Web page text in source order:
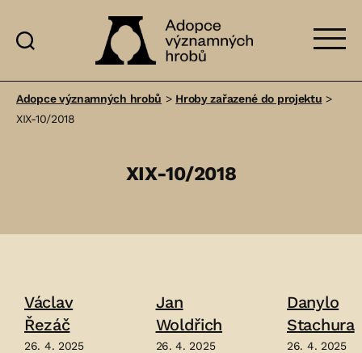
významných
Adopce významných hrobů > Hroby zařazené do projektu >
XIX-10/2018
XIX-10/2018
Václav
Řezáč
26. 4. 2025
Jan
Woldřich
26. 4. 2025
Danylo
Stachura
26. 4. 2025